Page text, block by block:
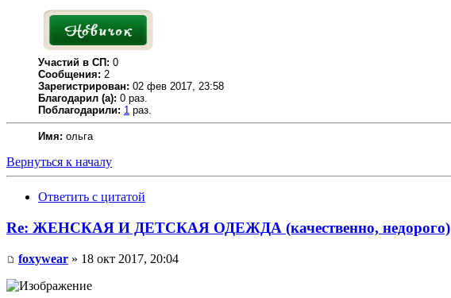
Участий в СП: 0
Сообщения: 2
Зарегистрирован: 02 фев 2017, 23:58
Благодарил (а): 0 раз.
Поблагодарили: 1 раз.
Имя: ольга
Вернуться к началу
Ответить с цитатой
Re: ЖЕНСКАЯ И ДЕТСКАЯ ОДЕЖДА (качественно, недорого)
foxywear » 18 окт 2017, 20:04